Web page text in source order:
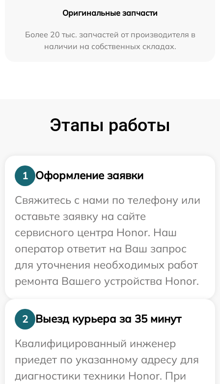
Оригинальные запчасти
Более 20 тыс. запчастей от производителя в
наличии на собственных складах.
Этапы работы
1
Оформление заявки
Свяжитесь с нами по телефону или
оставьте заявку на сайте
сервисного центра Honor. Наш
оператор ответит на Ваш запрос
для уточнения необходимых работ
ремонта Вашего устройства Honor.
2
Выезд курьера за 35 минут
Квалифицированный инженер
приедет по указанному адресу для
диагностики техники Honor. При